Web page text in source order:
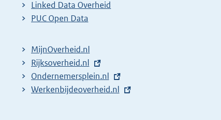
r
l
i
n
k
Linked Data Overheid
PUC Open Data
MijnOverheid.nl
E
x
t
Rijksoverheid.nl
E
x
Ondernemersplein.nl
E
Werkenbijdeoverheid.nl